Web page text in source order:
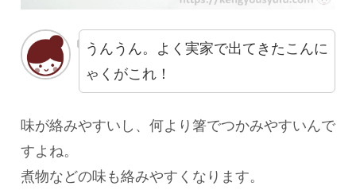
うんうん。よく実家で出てきたこんに
ゃくがこれ！
味が絡みやすいし、何より箸でつかみやすいんで
すよね。
煮物などの味も絡みやすくなります。